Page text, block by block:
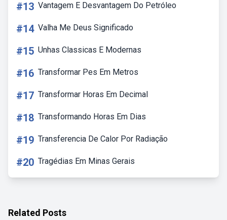
#13 Vantagem E Desvantagem Do Petróleo
#14 Valha Me Deus Significado
#15 Unhas Classicas E Modernas
#16 Transformar Pes Em Metros
#17 Transformar Horas Em Decimal
#18 Transformando Horas Em Dias
#19 Transferencia De Calor Por Radiação
#20 Tragédias Em Minas Gerais
Related Posts